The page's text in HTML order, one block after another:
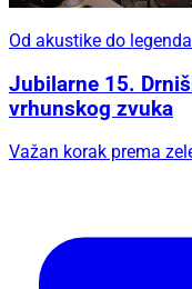
Od akustike do
Jubilarne 15.
vrhunskog zvuka
Važan korak prema